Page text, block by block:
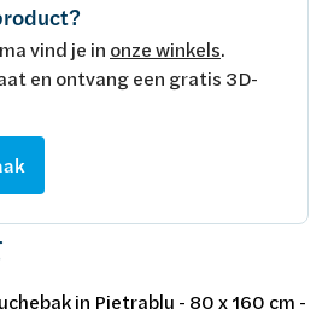
vind je in onze winkels.
en ontvang een gratis 3D-
in Pietrablu - 80 x 160 cm -